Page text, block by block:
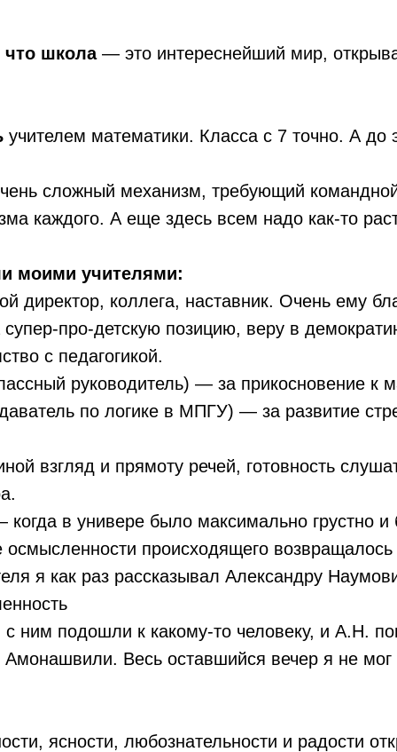
что школа — это интереснейший мир,
учителем математики. Класса с 7 точно. А до
сложный механизм, требующий
каждого. А еще здесь всем надо как-то
моими учителями:
директор, коллега, наставник. Очень ему
про-детскую позицию, веру в
с педагогикой.
руководитель) — за прикосновение к
по логике в МПГУ) — за развитие
взгляд и прямоту речей, готовность
в универе было максимально грустно и
происходящего
я как раз рассказывал Александру
подошли к какому-то человеку, и А.Н.
Весь оставшийся вечер я не
ясности, любознательности и радости